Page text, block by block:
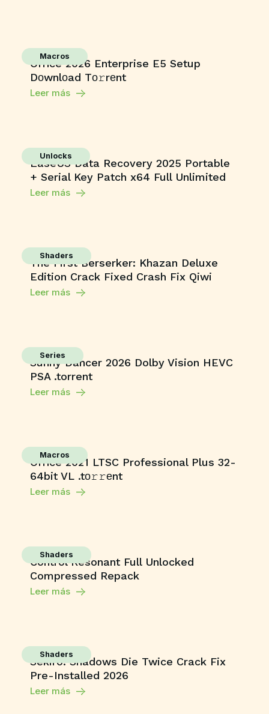
Macros
Office 2026 Enterprise E5 Setup
Dоwnlоad Tо𝚛rеnt
Leer más
Unlocks
EaseUS Data Recovery 2025 Portable
+ Serial Key Patch x64 Full Unlimited
Leer más
Shaders
The First Berserker: Khazan Deluxe
Edition Crack Fixed Crash Fix Qiwi
Leer más
Series
Sunny Dancer 2026 Dolby Vision HEVC
PSA .torrent
Leer más
Macros
Office 2021 LTSC Professional Plus 32-
64bit VL .tо𝚛𝚛еnt
Leer más
Shaders
Control Resonant Full Unlocked
Compressed Repack
Leer más
Shaders
Sekiro: Shadows Die Twice Crack Fix
Pre-Installed 2026
Leer más